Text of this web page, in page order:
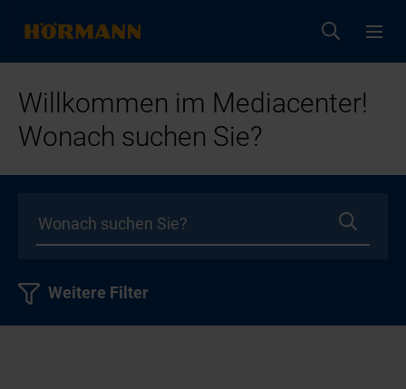
Willkommen im Mediacenter!
Wonach suchen Sie?
Weitere Filter